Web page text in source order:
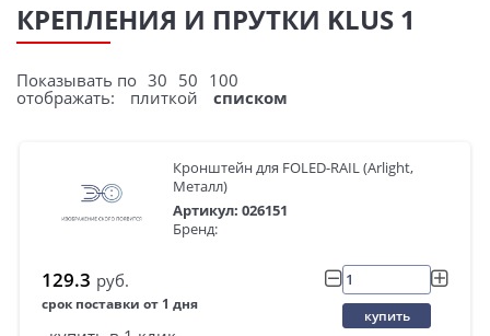
КРЕПЛЕНИЯ И ПРУТКИ KLUS 1
Показывать по 30 50 100
отображать:
плиткой списком
Кронштейн для FOLED-RAIL (Arlight,
Металл)
Артикул: 026151
Бренд:
129.3 руб.
срок поставки от 1 дня
купить